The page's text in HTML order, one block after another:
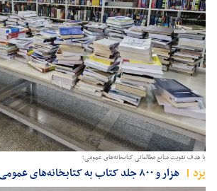
با هدف تقویت منابع مطالعاتی کتابخانه‌های عمومی؛
يزد هزار و ۸۰۰ جلد کتاب به کتابخانه‌های عمومی زارچ اهدا شد